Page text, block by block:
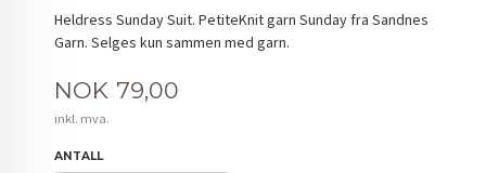
Heldress Sunday Suit. PetiteKnit garn Sunday fra Sandnes
Garn. Selges kun sammen med garn.
Pris
NOK 79,00
inkl. mva.
ANTALL